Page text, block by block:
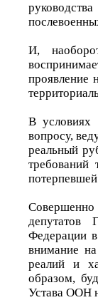
И,
проявление
В условиях
вопросу,
реальный
требований
Совершенно
депутатов
Федерации
внимание
реалий и
образом,
Устава ООН